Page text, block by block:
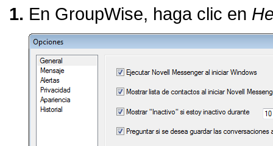
En GroupWise, haga clic en